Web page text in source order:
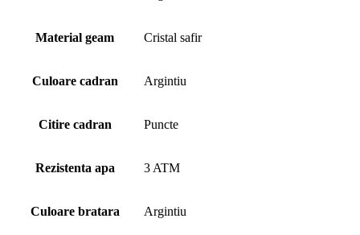
Material geam Cristal safir
Culoare cadran Argintiu
Citire cadran Puncte
Rezistenta apa 3 ATM
Culoare bratara Argintiu